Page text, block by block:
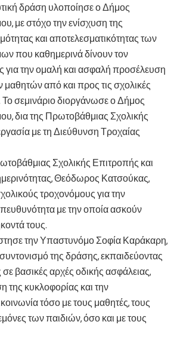
δράση υλοποίησε ο Δήμος
με στόχο την ενίσχυση της
και αποτελεσματικότητας των
που καθημερινά δίνουν τον
για την ομαλή και ασφαλή προσέλευση
από και προς τις σχολικές
σεμινάριο διοργάνωσε ο Δήμος
δια της Πρωτοβάθμιας Σχολικής
με τη Διεύθυνση Τροχαίας
Σχολικής Επιτροπής και
Θεόδωρος Κατσούκας,
τροχονόμους για την
με την οποία ασκούν
τους.
την Υπαστυνόμο Σοφία Καράκαρη,
της δράσης, εκπαιδεύοντας
βασικές αρχές οδικής ασφάλειας,
της κυκλοφορίας και την
τόσο με τους μαθητές, τους
των παιδιών, όσο και με τους